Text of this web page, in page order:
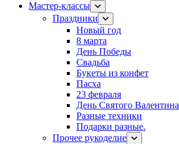
Мастер-классы
Праздники
Новый год
8 марта
День Победы
Свадьба
Букеты из конфет
Пасха
23 февраля
День Святого Валентина
Разные техники
Подарки разные.
Прочее рукоделие